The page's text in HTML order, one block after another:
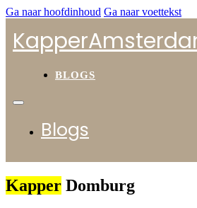
Ga naar hoofdinhoud Ga naar voettekst
BLOGS
Blogs
Kapper Domburg